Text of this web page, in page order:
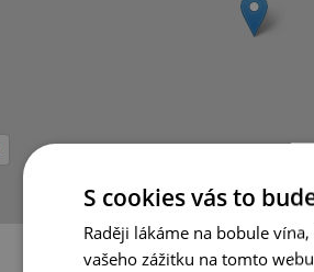
S cookies vás to
Raději lákáme na bobule
vašeho zážitku na tomto